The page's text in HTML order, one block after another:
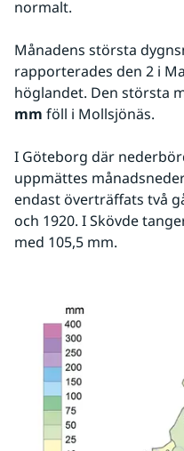
normalt.
Månadens största
rapporterades den 2 i
höglandet. Den största
mm föll i Mollsjönäs.
I Göteborg där
uppmättes
endast överträffats två
och 1920. I Skövde
med 105,5 mm.